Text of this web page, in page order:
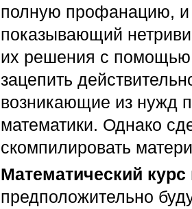
полную профанацию, и
показывающий
их решения с помощью
зацепить
возникающие из нужд
математики. Однако
скомпилировать
Математический курс
предположительно